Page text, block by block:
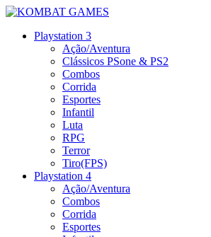
Playstation 3
Ação/Aventura
Clássicos PSone & PS2
Combos
Corrida
Esportes
Infantil
Luta
RPG
Terror
Tiro(FPS)
Playstation 4
Ação/Aventura
Combos
Corrida
Esportes